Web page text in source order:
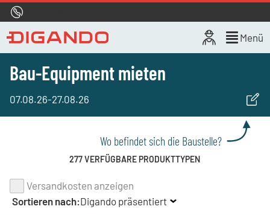
Menü
Bau-Equipment mieten
07.08.26-27.08.26
Wo befindet sich die Baustelle?
277 VERFÜGBARE PRODUKTTYPEN
Versandkosten anzeigen
Sortieren nach:Digando präsentiert